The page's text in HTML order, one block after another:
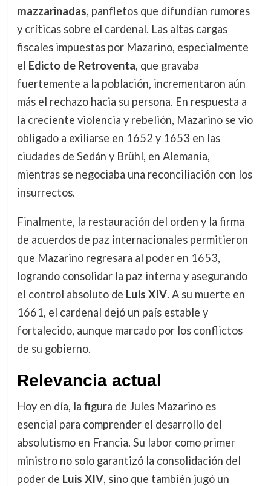
mazzarinadas, panfletos que difundían rumores
y críticas sobre el cardenal. Las altas cargas
fiscales impuestas por Mazarino, especialmente
el Edicto de Retroventa, que gravaba
fuertemente a la población, incrementaron aún
más el rechazo hacia su persona. En respuesta a
la creciente violencia y rebelión, Mazarino se vio
obligado a exiliarse en 1652 y 1653 en las
ciudades de Sedán y Brühl, en Alemania,
mientras se negociaba una reconciliación con los
insurrectos.
Finalmente, la restauración del orden y la firma
de acuerdos de paz internacionales permitieron
que Mazarino regresara al poder en 1653,
logrando consolidar la paz interna y asegurando
el control absoluto de Luis XIV. A su muerte en
1661, el cardenal dejó un país estable y
fortalecido, aunque marcado por los conflictos
de su gobierno.
Relevancia actual
Hoy en día, la figura de Jules Mazarino es
esencial para comprender el desarrollo del
absolutismo en Francia. Su labor como primer
ministro no solo garantizó la consolidación del
poder de Luis XIV, sino que también jugó un